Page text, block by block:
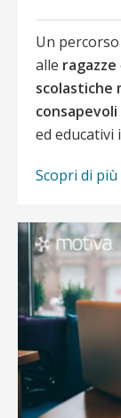
Un
alle ragazze
scolastiche
consapevoli
ed educativi
Scopri di più